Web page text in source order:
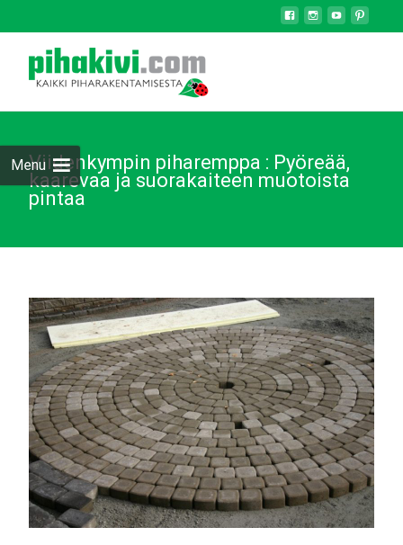
MenuViidenkympin piharemppa : Pyöreää,
kaarevaa ja suorakaiteen muotoista
pintaa